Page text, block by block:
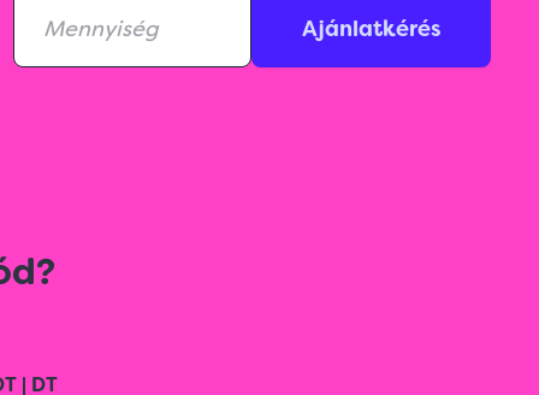
Ajánlatkérés
| DT